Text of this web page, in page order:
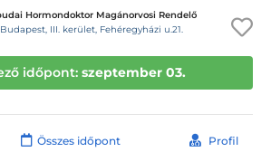
Hormondoktor Magánorvosi Rendelő
Budapest, III. kerület, Fehéregyházi u.21.
időpont: szeptember 03.
Összes időpont Profil